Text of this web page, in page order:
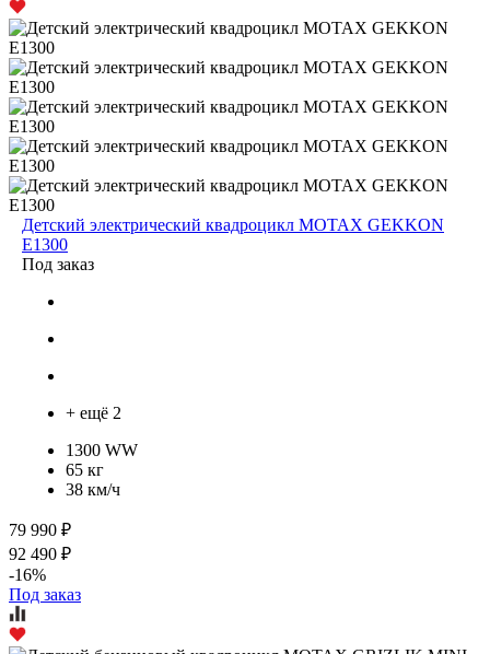
Детский электрический квадроцикл MOTAX GEKKON
E1300
Под заказ
+ ещё 2
1300 WW
65 кг
38 км/ч
79 990 ₽
92 490 ₽
-16%
Под заказ